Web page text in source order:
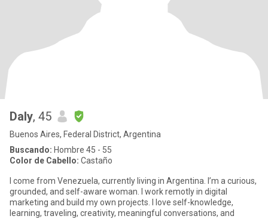
Daly, 45
Buenos Aires, Federal District, Argentina
Buscando: Hombre 45 - 55
Color de Cabello: Castaño
I come from Venezuela, currently living in Argentina. I’m a curious,
grounded, and self-aware woman. I work remotly in digital
marketing and build my own projects. I love self-knowledge,
learning, traveling, creativity, meaningful conversations, and